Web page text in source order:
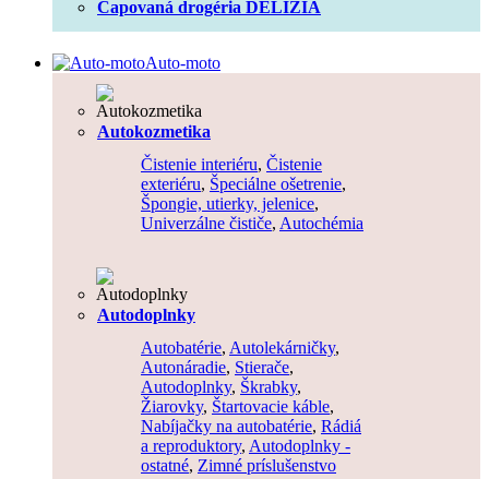
Čapovaná drogéria DELÍZIA
Auto-moto
Autokozmetika
Čistenie interiéru, Čistenie
exteriéru, Špeciálne ošetrenie,
Špongie, utierky, jelenice,
Univerzálne čističe, Autochémia
Autodoplnky
Autobatérie, Autolekárničky,
Autonáradie, Stierače,
Autodoplnky, Škrabky,
Žiarovky, Štartovacie káble,
Nabíjačky na autobatérie, Rádiá
a reproduktory, Autodoplnky -
ostatné, Zimné príslušenstvo